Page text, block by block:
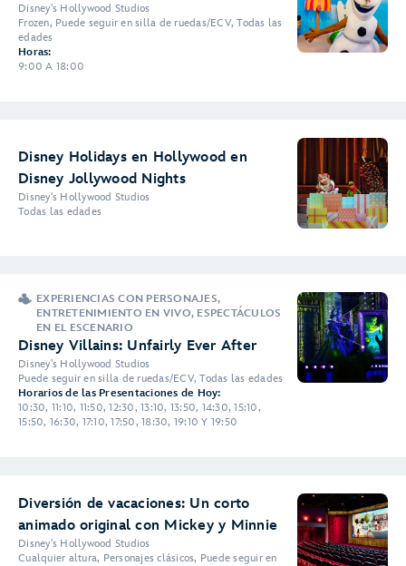
Disney's Hollywood Studios
Frozen, Puede seguir en silla de ruedas/ECV, Todas las
edades
Horas:
9:00 A 18:00
Disney Holidays en Hollywood en
Disney Jollywood Nights
Disney's Hollywood Studios
Todas las edades
EXPERIENCIAS CON PERSONAJES,
ENTRETENIMIENTO EN VIVO, ESPECTÁCULOS
EN EL ESCENARIO
Disney Villains: Unfairly Ever After
Disney's Hollywood Studios
Puede seguir en silla de ruedas/ECV, Todas las edades
Horarios de las Presentaciones de Hoy:
10:30, 11:10, 11:50, 12:30, 13:10, 13:50, 14:30, 15:10,
15:50, 16:30, 17:10, 17:50, 18:30, 19:10 Y 19:50
Diversión de vacaciones: Un corto
animado original con Mickey y Minnie
Disney's Hollywood Studios
Cualquier altura, Personajes clásicos, Puede seguir en